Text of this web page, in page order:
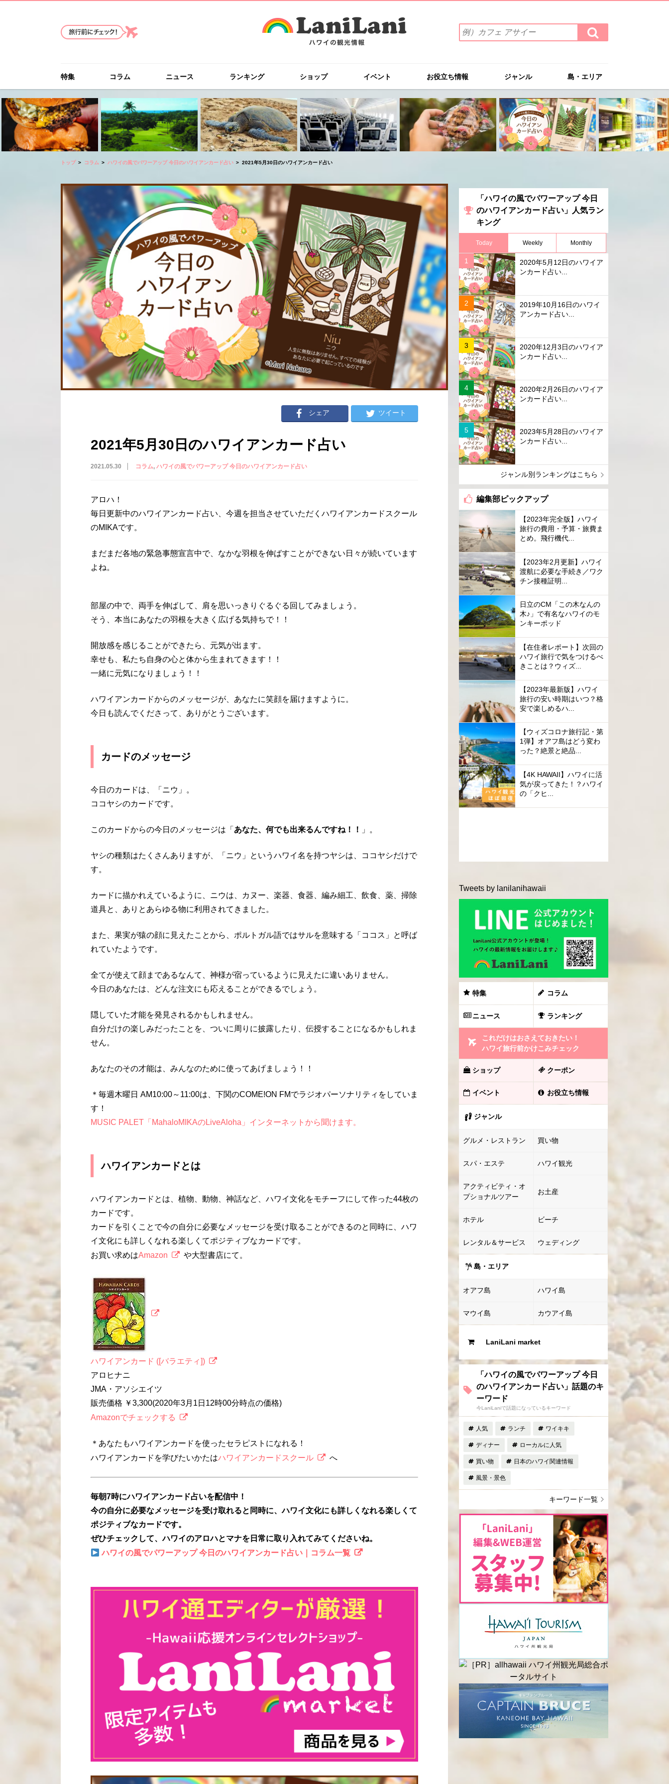
索
ワ
を
入
力
(例）
カ
フ
ェ
イ
検
索
す
特集 コラム ニュース ランキング ショップ イベント お役立ち情報 ジャンル 島・エリア
トップ コラム ハワイの風でパワーアップ 今日のハワイアンカード占い 2021年5月30日のハワイアンカード占い
シェア ツイート
2021年5月30日のハワイアンカード占い
2021.05.30 コラム ハワイの風でパワーアップ 今日のハワイアンカード占い
アロハ！
毎日更新中のハワイアンカード占い、今週を担当させていただくハワイアンカードスクール
のMIKAです。
まだまだ各地の緊急事態宣言中で、なかな羽根を伸ばすことができない日々が続いています
よね。
部屋の中で、両手を伸ばして、肩を思いっきりぐるぐる回してみましょう。
そう、本当にあなたの羽根を大きく広げる気持ちで！！
開放感を感じることができたら、元気が出ます。
幸せも、私たち自身の心と体から生まれてきます！！
一緒に元気になりましょう！！
ハワイアンカードからのメッセージが、あなたに笑顔を届けますように。
今日も読んでくださって、ありがとうございます。
カードのメッセージ
今日のカードは、「ニウ」。
ココヤシのカードです。
このカードからの今日のメッセージは「 あなた、何でも出来るんですね！！ 」。
ヤシの種類はたくさんありますが、「ニウ」というハワイ名を持つヤシは、ココヤシだけで
す。
カードに描かれえているように、ニウは、カヌー、楽器、食器、編み細工、飲食、薬、掃除
道具と、ありとあらゆる物に利用されてきました。
また、果実が猿の顔に見えたことから、ポルトガル語ではサルを意味する「ココス」と呼ば
れていたようです。
全てが使えて顔まであるなんて、神様が宿っているように見えたに違いありません。
今日のあなたは、どんな注文にも応えることができるでしょう。
隠していた才能を発見されるかもしれません。
自分だけの楽しみだったことを、ついに周りに披露したり、伝授することになるかもしれま
せん。
あなたのその才能は、みんなのために使ってあげましょう！！
＊毎週木曜日 AM10:00～ 11:00は、下関のCOME!ON FMでラジオパーソナリティをしていま
す！
MUSIC PALET 「 MahaloMIKAのLiveAloha 」インターネットから聞けます。
ハワイアンカードとは
ハワイアンカードとは、植物、動物、神話など、ハワイ文化をモチーフにして作った44枚の
カードです。
カードを引くことで今の自分に必要なメッセージを受け取ることができるのと同時に、ハワ
イ文化にも詳しくなれる楽しくてポジティブなカードです。
お買い求めはAmazon や大型書店にて。
ハワイアンカード ([バラエティ])
アロヒナニ
JMA・アソシエイツ
販売価格 ￥3,300(2020年3月1日12時00分時点の価格)
Amazonでチェックする
＊あなたもハワイアンカードを使ったセラピストになれる！
ハワイアンカードを学びたいかたはハワイアンカードスクール へ
毎朝7時にハワイアンカード占いを配信中！
今の自分に必要なメッセージを受け取れると同時に、ハワイ文化にも詳しくなれる楽しくて
ポジティブなカードです。
ぜひチェックして、ハワイのアロハとマナを日常に取り入れてみてくださいね。
ハワイの風でパワーアップ 今日のハワイアンカード占い｜コラム一覧
「ハワイの風でパワーアップ 今日
のハワイアンカード占い」人気ラン
キング
Today Weekly Monthly
2020年5月12日のハワイア
ンカード占い...
2019年10月16日のハワイ
アンカード占い...
2020年12月3日のハワイア
ンカード占い...
2020年2月26日のハワイア
ンカード占い...
2023年5月28日のハワイア
ンカード占い...
ジャンル別ランキングはこちら
編集部ピックアップ
【2023年完全版】ハワイ
旅行の費用・予算・旅費ま
とめ。飛行機代...
【2023年2月更新】ハワイ
渡航に必要な手続き／ワク
チン接種証明...
日立のCM「この木なんの
木♪」で有名なハワイのモ
ンキーポッド
【在住者レポート】次回の
ハワイ旅行で気をつけるべ
きことは？ウィズ...
【2023年最新版】ハワイ
旅行の安い時期はいつ？格
安で楽しめるハ...
【ウィズコロナ旅行記・第
1弾】オアフ島はどう変わ
った？絶景と絶品...
【4K HAWAII】ハワイに活
気が戻ってきた！？ハワイ
の「クヒ...
Tweets by lanilanihawaii
特集 コラム
ニュース ランキング
これだけはおさえておきたい！
ハワイ旅行前かけこみチェック
ショップ クーポン
イベント お役立ち情報
ジャンル
グルメ・レストラン 買い物
スパ・エステ ハワイ観光
アクティビティ・オ
プショナルツアー
お土産
ホテル ビーチ
レンタル＆サービス ウェディング
島・エリア
オアフ島 ハワイ島
マウイ島 カウアイ島
LaniLani market
「ハワイの風でパワーアップ 今日
のハワイアンカード占い」話題のキ
ーワード
今LaniLaniで話題になっているキーワード
人気 ランチ ワイキキ
ディナー ローカルに人気
買い物 日本のハワイ関連情報
風景・景色
キーワード一覧